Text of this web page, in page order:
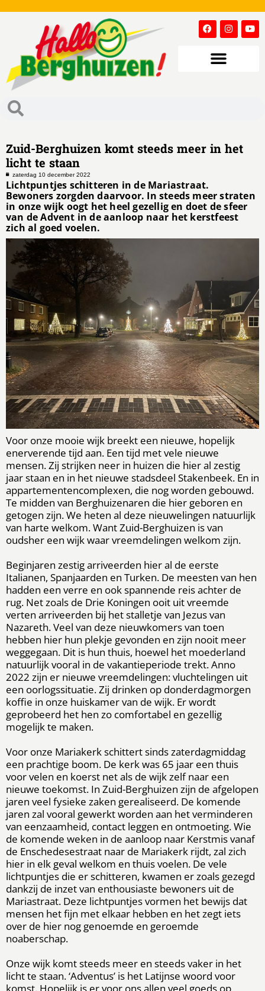
Zuid-Berghuizen komt steeds meer in het
licht te staan
zaterdag 10 december 2022
Lichtpuntjes schitteren in de Mariastraat.
Bewoners zorgden daarvoor. In steeds meer straten
in onze wijk oogt het heel gezellig en doet de sfeer
van de Advent in de aanloop naar het kerstfeest
zich al goed voelen.
Voor onze mooie wijk breekt een nieuwe, hopelijk
enerverende tijd aan. Een tijd met vele nieuwe
mensen. Zij strijken neer in huizen die hier al zestig
jaar staan en in het nieuwe stadsdeel Stakenbeek. En in
appartementencomplexen, die nog worden gebouwd.
Te midden van Berghuizenaren die hier geboren en
getogen zijn. We heten al deze nieuwelingen natuurlijk
van harte welkom. Want Zuid-Berghuizen is van
oudsher een wijk waar vreemdelingen welkom zijn.
Beginjaren zestig arriveerden hier al de eerste
Italianen, Spanjaarden en Turken. De meesten van hen
hadden een verre en ook spannende reis achter de
rug. Net zoals de Drie Koningen ooit uit vreemde
verten arriveerden bij het stalletje van Jezus van
Nazareth. Veel van deze nieuwkomers van toen
hebben hier hun plekje gevonden en zijn nooit meer
weggegaan. Dit is hun thuis, hoewel het moederland
natuurlijk vooral in de vakantieperiode trekt. Anno
2022 zijn er nieuwe vreemdelingen: vluchtelingen uit
een oorlogssituatie. Zij drinken op donderdagmorgen
koffie in onze huiskamer van de wijk. Er wordt
geprobeerd het hen zo comfortabel en gezellig
mogelijk te maken.
Voor onze Mariakerk schittert sinds zaterdagmiddag
een prachtige boom. De kerk was 65 jaar een thuis
voor velen en koerst net als de wijk zelf naar een
nieuwe toekomst. In Zuid-Berghuizen zijn de afgelopen
jaren veel fysieke zaken gerealiseerd. De komende
jaren zal vooral gewerkt worden aan het verminderen
van eenzaamheid, contact leggen en ontmoeting. Wie
de komende weken in de aanloop naar Kerstmis vanaf
de Enschedesestraat naar de Mariakerk rijdt, zal zich
hier in elk geval welkom en thuis voelen. De vele
lichtpuntjes die er schitteren, kwamen er zoals gezegd
dankzij de inzet van enthousiaste bewoners uit de
Mariastraat. Deze lichtpuntjes vormen het bewijs dat
mensen het fijn met elkaar hebben en het zegt iets
over de hier nog genoemde en geroemde
noaberschap.
Onze wijk komt steeds meer en steeds vaker in het
licht te staan. ‘Adventus’ is het Latijnse woord voor
komst. Hopelijk is er voor ons allen veel goeds op